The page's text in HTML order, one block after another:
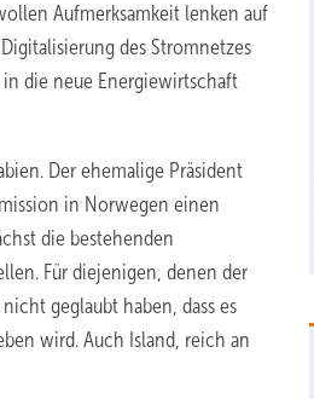
Aufmerksamkeit lenken auf
des Stromnetzes
die neue Energiewirtschaft
Der ehemalige Präsident
in Norwegen einen
die bestehenden
Für diejenigen, denen der
geglaubt haben, dass es
wird. Auch Island, reich an